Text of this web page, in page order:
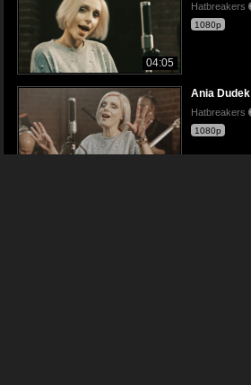
04:05
Hatbreakers
1080p
Ania
Hatbreakers
1080p